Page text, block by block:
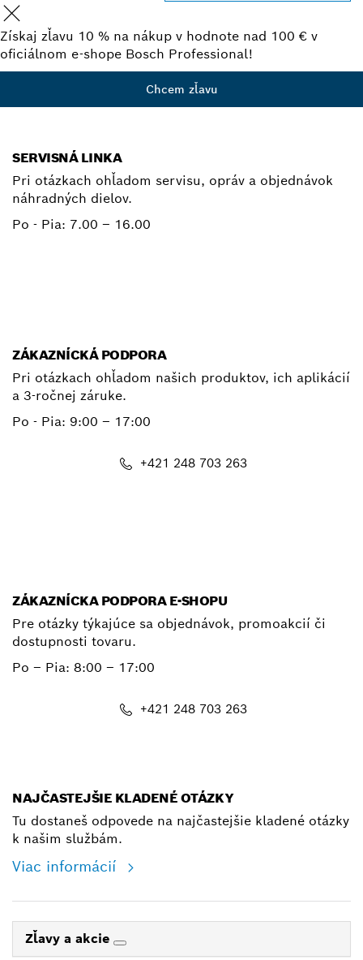
Získaj zľavu 10 % na nákup v hodnote nad 100 € v
oficiálnom e-shope Bosch Professional!
Chcem zľavu
SERVISNÁ LINKA
Pri otázkach ohľadom servisu, opráv a objednávok
náhradných dielov.
Po - Pia: 7.00 – 16.00
ZÁKAZNÍCKÁ PODPORA
Pri otázkach ohľadom našich produktov, ich aplikácií
a 3-ročnej záruke.
Po - Pia: 9:00 – 17:00
+421 248 703 263
ZÁKAZNÍCKA PODPORA E-SHOPU
Pre otázky týkajúce sa objednávok, promoakcií či
dostupnosti tovaru.
Po – Pia: 8:00 – 17:00
+421 248 703 263
NAJČASTEJŠIE KLADENÉ OTÁZKY
Tu dostaneš odpovede na najčastejšie kladené otázky
k našim službám.
Viac informácií
Zľavy a akcie